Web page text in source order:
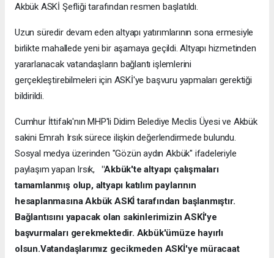
Akbük ASKİ Şefliği tarafından resmen başlatıldı.
Uzun süredir devam eden altyapı yatırımlarının sona ermesiyle
birlikte mahallede yeni bir aşamaya geçildi. Altyapı hizmetinden
yararlanacak vatandaşların bağlantı işlemlerini
gerçekleştirebilmeleri için ASKİ'ye başvuru yapmaları gerektiği
bildirildi.
Cumhur İttifakı'nın MHP'li Didim Belediye Meclis Üyesi ve Akbük
sakini Emrah Irsık sürece ilişkin değerlendirmede bulundu.
Sosyal medya üzerinden "Gözün aydın Akbük" ifadeleriyle
paylaşım yapan Irsık,
"Akbük'te altyapı çalışmaları
tamamlanmış olup, altyapı katılım paylarının
hesaplanmasına Akbük ASKİ tarafından başlanmıştır.
Bağlantısını yapacak olan sakinlerimizin ASKİ'ye
başvurmaları gerekmektedir. Akbük'ümüze hayırlı
olsun.Vatandaşlarımız gecikmeden ASKİ'ye müracaat